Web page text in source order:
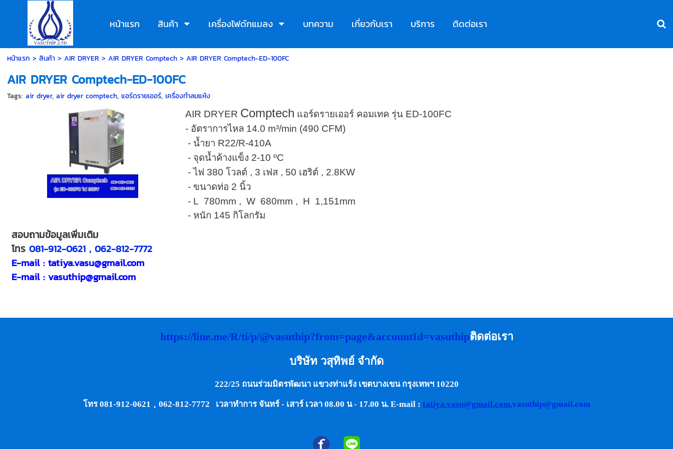
หน้าแรก สินค้า เครื่องไฟดักแมลง บทความ เกี่ยวกับเรา บริการ ติดต่อเรา
หน้าแรก > สินค้า> AIR DRYER > AIR DRYER Comptech> AIR DRYER Comptech-ED-100FC
AIR DRYER Comptech-ED-100FC
Tags: air dryer, air dryer comptech, แอร์ดรายเออร์, เครื่องทำลมแห้ง
AIR DRYER Comptech แอร์ดรายเออร์ คอมเทค รุ่น ED-100FC
- อัตราการไหล 14.0 m³/min (490 CFM)
- น้ำยา R22/R-410A
- จุดน้ำค้างแข็ง 2-10 ºC
- ไฟ 380 โวลต์ , 3 เฟส , 50 เฮริต์ , 2.8KW
- ขนาดท่อ 2 นิ้ว
- L 780mm , W 680mm , H 1,151mm
- หนัก 145 กิโลกรัม
สอบถามข้อมูลเพิ่มเติม
โทร081-912-0621 , 062-812-7772
E-mail : tatiya.vasu@gmail.com
E-mail :vasuthip@gmail.com
https://line.me/R/ti/p/@vasuthip?from=page&accountId=vasuthipติดต่อเรา
บริษัท วสุทิพย์ จำกัด
222/25 ถนนร่วมมิตรพัฒนา แขวงท่าแร้ง เขตบางเขน กรุงเทพฯ 10220
โทร 081-912-0621 , 062-812-7772 เวลาทำการ จันทร์ - เสาร์ เวลา 08.00 น - 17.00 น. E-mail : tatiya.vasu@gmail.com,vasuthip@gmail.com